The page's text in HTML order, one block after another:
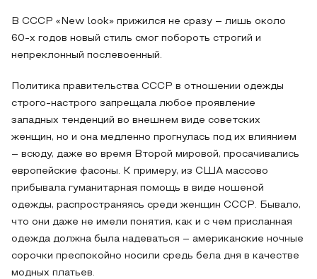
В СССР «New look» прижился не сразу – лишь около
60-х годов новый стиль смог побороть строгий и
непреклонный послевоенный.
Политика правительства СССР в отношении одежды
строго-настрого запрещала любое проявление
западных тенденций во внешнем виде советских
женщин, но и она медленно прогнулась под их влиянием
– всюду, даже во время Второй мировой, просачивались
европейские фасоны. К примеру, из США массово
прибывала гуманитарная помощь в виде ношеной
одежды, распространяясь среди женщин СССР. Бывало,
что они даже не имели понятия, как и с чем присланная
одежда должна была надеваться – американские ночные
сорочки преспокойно носили средь бела дня в качестве
модных платьев.